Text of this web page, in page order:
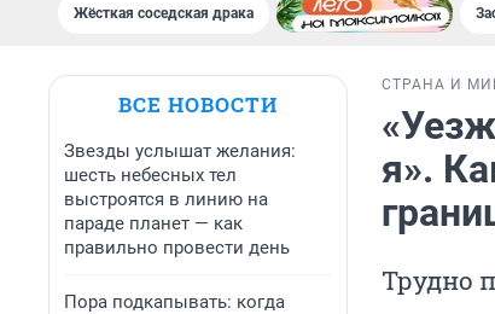
Жёсткая соседская драка
ВСЕ НОВОСТИ
Звезды услышат желания:
шесть небесных тел
выстроятся в линию на
параде планет — как
правильно провести день
Пора подкапывать: когда
СТРАНА И
я».
Трудно